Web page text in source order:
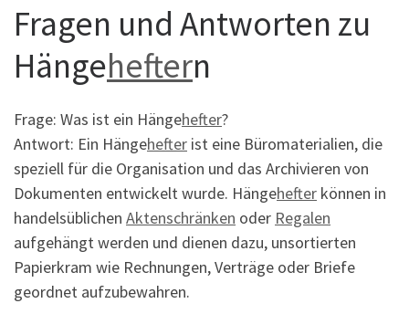
Fragen und Antworten zu
Hängeheftern
Frage: Was ist ein Hängehefter?
Antwort: Ein Hängehefter ist eine Büromaterialien, die
speziell für die Organisation und das Archivieren von
Dokumenten entwickelt wurde. Hängehefter können in
handelsüblichen Aktenschränken oder Regalen
aufgehängt werden und dienen dazu, unsortierten
Papierkram wie Rechnungen, Verträge oder Briefe
geordnet aufzubewahren.